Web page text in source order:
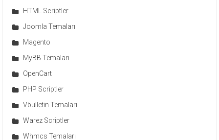
HTML Scriptler
Joomla Temaları
Magento
MyBB Temaları
OpenCart
PHP Scriptler
Vbulletin Temaları
Warez Scriptler
Whmcs Temaları